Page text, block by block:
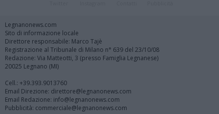
Legnanonews.com
Sito di informazione locale
Direttore responsabile: Marco Tajè
Registrazione al Tribunale di Milano n° 639 del 23/10/08
Redazione: Via Matteotti, 3 (presso Famiglia Legnanese)
20025 Legnano (MI)
Cell.: +39.393.9013760
Email Direzione: direttore@legnanonews.com
Email Redazione: info@legnanonews.com
Pubblicità: commerciale@legnanonews.com